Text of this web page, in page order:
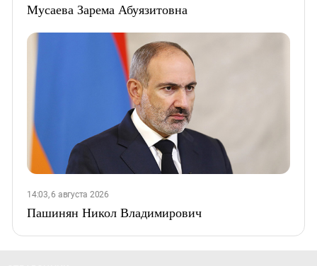
Мусаева Зарема Абуязитовна
14:03, 6 августа 2026
Пашинян Никол Владимирович